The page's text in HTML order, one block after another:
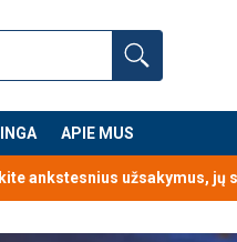
APIE MUS
ankstesnius užsakymus, jų